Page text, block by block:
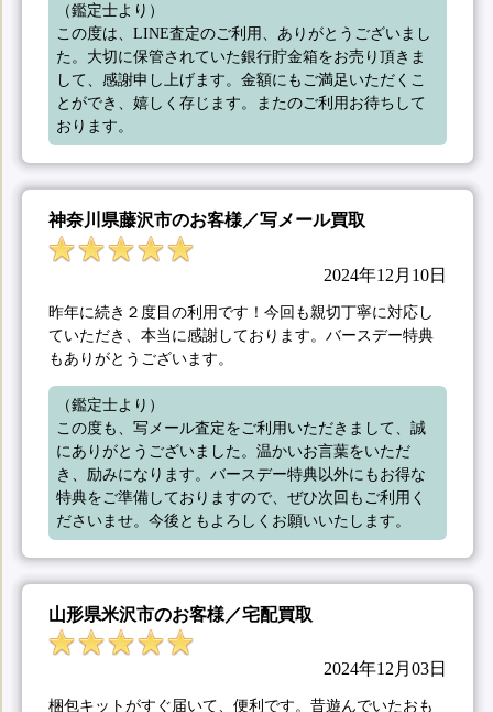
（鑑定士より）
この度は、LINE査定のご利用、ありがとうございまし
た。大切に保管されていた銀行貯金箱をお売り頂きま
して、感謝申し上げます。金額にもご満足いただくこ
とができ、嬉しく存じます。またのご利用お待ちして
おります。
神奈川県藤沢市のお客様／写メール買取
2024年12月10日
昨年に続き２度目の利用です！今回も親切丁寧に対応し
ていただき、本当に感謝しております。バースデー特典
もありがとうございます。
（鑑定士より）
この度も、写メール査定をご利用いただきまして、誠
にありがとうございました。温かいお言葉をいただ
き、励みになります。バースデー特典以外にもお得な
特典をご準備しておりますので、ぜひ次回もご利用く
ださいませ。今後ともよろしくお願いいたします。
山形県米沢市のお客様／宅配買取
2024年12月03日
梱包キットがすぐ届いて、便利です。昔遊んでいたおも